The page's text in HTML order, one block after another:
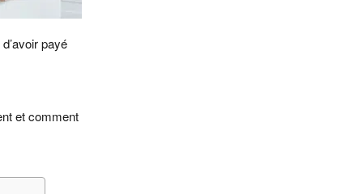
payé
et comment